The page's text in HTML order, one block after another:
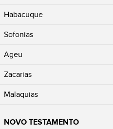
Habacuque
Sofonias
Ageu
Zacarias
Malaquias
NOVO TESTAMENTO